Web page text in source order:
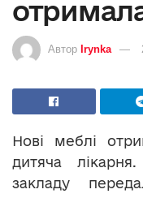
Автор Irynka
Нові меблі
дитяча
закладу